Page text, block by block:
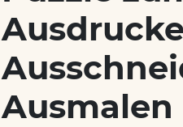
Ausmalen